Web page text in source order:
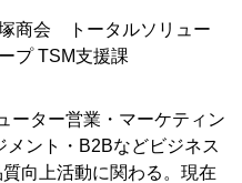
商会 トータルソリュー
プ TSM支援課
ーター営業・マーケティン
ント・B2Bなどビジネス
向上活動に関わる。現在